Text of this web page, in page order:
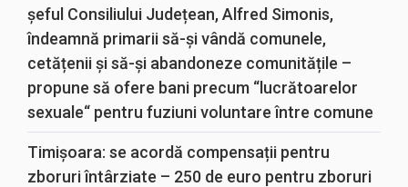
șeful Consiliului Județean, Alfred Simonis,
îndeamnă primarii să-și vândă comunele,
cetățenii și să-și abandoneze comunitățile –
propune să ofere bani precum “lucrătoarelor
sexuale“ pentru fuziuni voluntare între comune
Timișoara: se acordă compensații pentru
zboruri întârziate – 250 de euro pentru zboruri